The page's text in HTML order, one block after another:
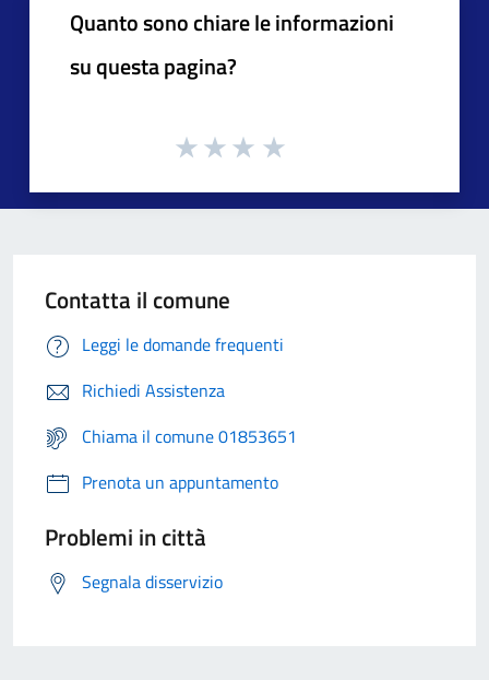
Quanto sono chiare le informazioni
su questa pagina?
Contatta il comune
Leggi le domande frequenti
Richiedi Assistenza
Chiama il comune 01853651
Prenota un appuntamento
Problemi in città
Segnala disservizio